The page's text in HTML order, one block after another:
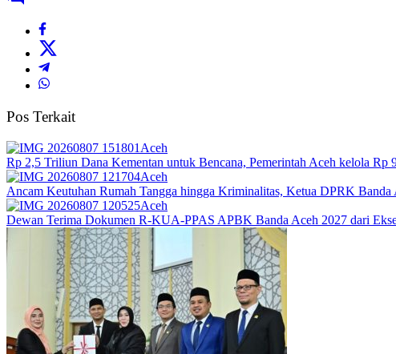
Pos Terkait
Aceh
Rp 2,5 Triliun Dana Kementan untuk Bencana, Pemerintah Aceh kelola Rp
Aceh
Ancam Keutuhan Rumah Tangga hingga Kriminalitas, Ketua DPRK Banda
Aceh
Dewan Terima Dokumen R-KUA-PPAS APBK Banda Aceh 2027 dari